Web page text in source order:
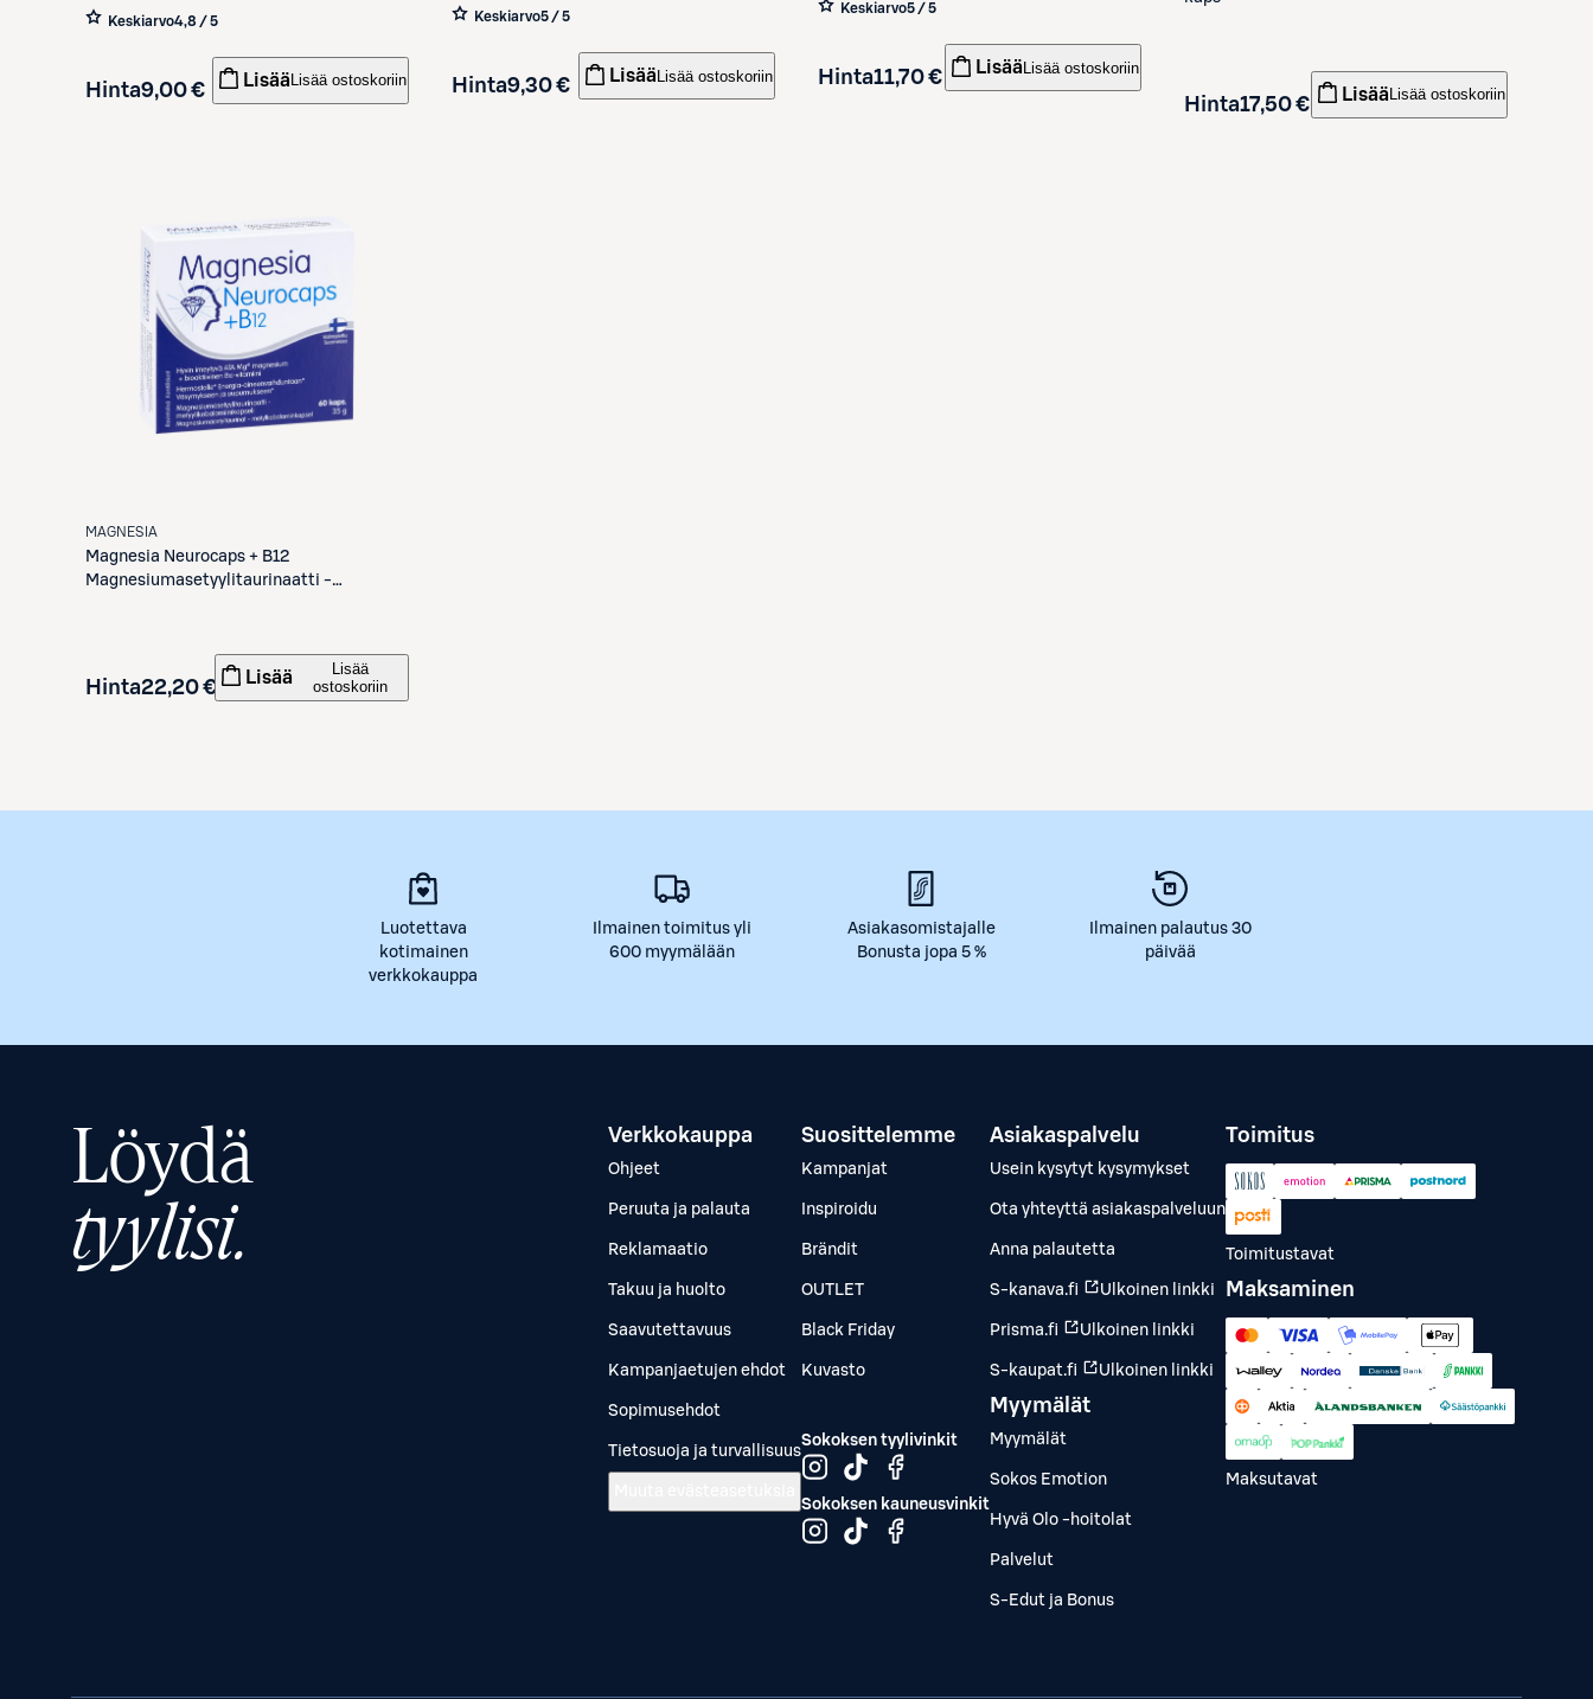
Keskiarvo4,8 / 5
Hinta9,00 € Lisää Lisää ostoskoriin
Keskiarvo5 / 5
Hinta9,30 € Lisää Lisää ostoskoriin
Keskiarvo5 / 5
Hinta11,70 € LisääLisää ostoskoriin
Hinta17,50 € Lisää Lisää ostoskoriin
MAGNESIA
Magnesia Neurocaps + B12
Magnesiumasetyylitaurinaatti -
Hinta22,20 € Lisää
Lisää
ostoskoriin
Luotettava
kotimainen
verkkokauppa
Ilmainen toimitus yli
600 myymälään
Asiakasomistajalle
Bonusta jopa 5 %
Ilmainen palautus 30
päivää
Löydä
tyylisi.
Verkkokauppa
Ohjeet
Peruuta ja palauta
Reklamaatio
Takuu ja huolto
Saavutettavuus
Kampanjaetujen ehdot
Sopimusehdot
Tietosuoja ja turvallisuus
Suosittelemme
Kampanjat
Inspiroidu
Brändit
OUTLET
Black Friday
Kuvasto
Sokoksen tyylivinkit
Sokoksen kauneusvinkit
Asiakaspalvelu
Usein kysytyt kysymykset
Ota yhteyttä asiakaspalveluun
Anna palautetta
S-kanava.fi Ulkoinen linkki
Prisma.fi Ulkoinen linkki
S-kaupat.fi Ulkoinen linkki
Myymälät
Myymälät
Sokos Emotion
Hyvä Olo -hoitolat
Palvelut
S-Edut ja Bonus
Toimitus
Toimitustavat
Maksaminen
Maksutavat